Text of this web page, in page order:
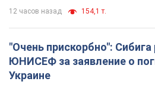
12 часов назад 154,1 т.
"Очень прискорбно":
ЮНИСЕФ за заявление о
Украине